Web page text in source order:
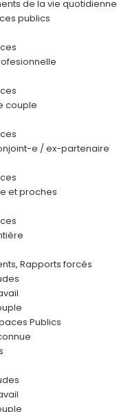
de la vie quotidienne
publics
couple
e / ex-partenaire
et proches
Rapports forcés
Publics